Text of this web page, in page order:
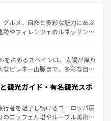
グルメ、自然と多彩な魅力にあふ
跡やフィレンツェのルネッサンス
田園風景やアマルフィ海岸の絶
せない。観光の合間には、本場の
イタリア料理を堪能することも
忘れられない旅をしてみよう！
は
を占めるスペインは、太陽が降り
ピレネー山脈まで、多彩な自然
情熱的なフラメンコ、熱気あふ
タパスが生活の一部となってい
練された雰囲気や、バルセロナの
地方では古代ローマ遺跡や中世
観光ガイド・有名観光スポ
行者を魅了し続けるヨーロッパ屈
エッフェル塔やルーブル美術館